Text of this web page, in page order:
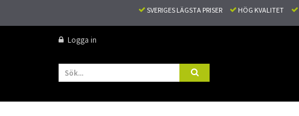
SVERIGES LÄGSTA PRISER HÖG KVALITET
Logga in